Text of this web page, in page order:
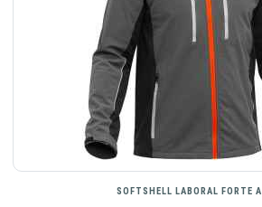
SOFTSHELL LABORAL FORTE